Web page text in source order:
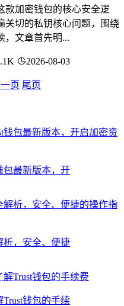
款加密钱包的核心安全逻
关切的私钥核心问题，围绕
，文章首先明...
2026-08-03
页 尾页
包最新版本，开
析，安全、便捷
钱包的手续